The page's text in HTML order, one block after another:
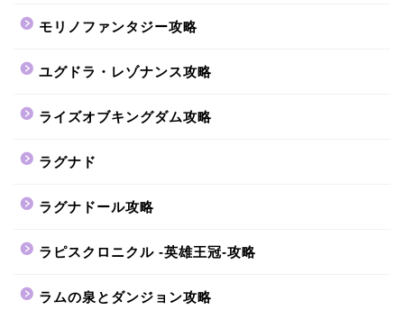
モリノファンタジー攻略
ユグドラ・レゾナンス攻略
ライズオブキングダム攻略
ラグナド
ラグナドール攻略
ラピスクロニクル -英雄王冠-攻略
ラムの泉とダンジョン攻略